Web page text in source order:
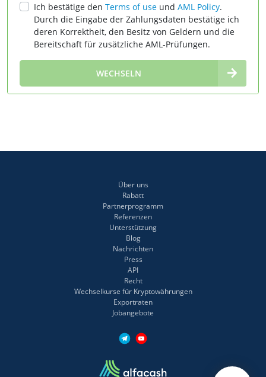
Ich bestätige den Terms of use und AML Policy.
Durch die Eingabe der Zahlungsdaten bestätige ich
deren Korrektheit, den Besitz von Geldern und die
Bereitschaft für zusätzliche AML-Prüfungen.
WECHSELN
Über uns
Rabatt
Partnerprogramm
Referenzen
Unterstützung
Blog
Nachrichten
Press
API
Recht
Wechselkurse für Kryptowährungen
Exportraten
Jobangebote